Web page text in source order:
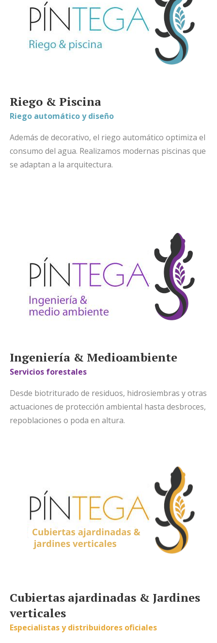
Riego & Piscina
Riego automático y diseño
Además de decorativo, el riego automático optimiza el
consumo del agua. Realizamos modernas piscinas que
se adaptan a la arquitectura.
Ingeniería & Medioambiente
Servicios forestales
Desde biotriturado de residuos, hidrosiembras y otras
actuaciones de protección ambiental hasta desbroces,
repoblaciones o poda en altura.
Cubiertas ajardinadas & Jardines
verticales
Especialistas y distribuidores oficiales